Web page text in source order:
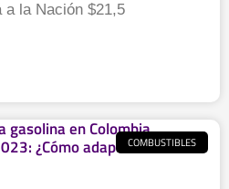
a la Nación $21,5
COMBUSTIBLES